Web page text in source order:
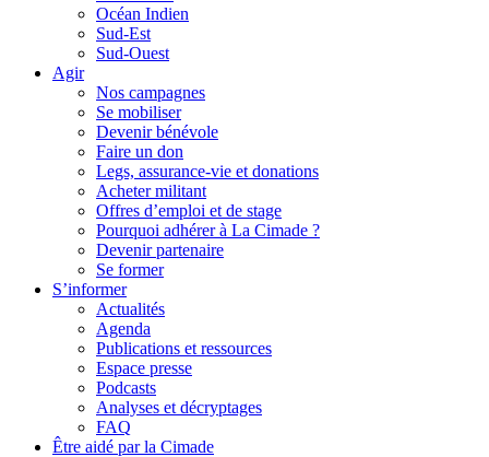
Océan Indien
Sud-Est
Sud-Ouest
Agir
Nos campagnes
Se mobiliser
Devenir bénévole
Faire un don
Legs, assurance-vie et donations
Acheter militant
Offres d’emploi et de stage
Pourquoi adhérer à La Cimade ?
Devenir partenaire
Se former
S’informer
Actualités
Agenda
Publications et ressources
Espace presse
Podcasts
Analyses et décryptages
FAQ
Être aidé par la Cimade